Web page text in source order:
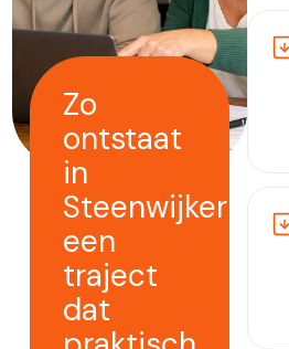
Zo
ontstaat
in
Steenwijkerland
een
traject
dat